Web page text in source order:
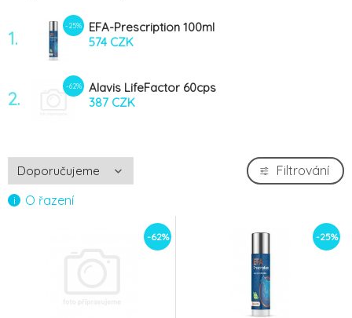
1.
-25%
EFA-Prescription 100ml
574 CZK
2.
-62%
Alavis LifeFactor 60cps
387 CZK
O řazení
Filtrování
-62% -25%